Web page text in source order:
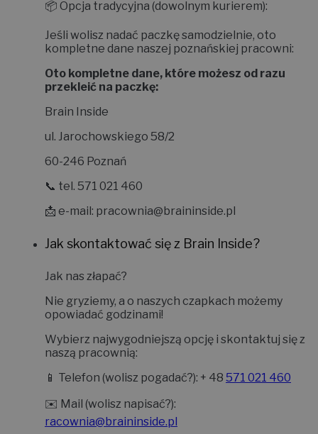
📦 Opcja tradycyjna (dowolnym kurierem):
Jeśli wolisz nadać paczkę samodzielnie, oto
kompletne dane naszej poznańskiej pracowni:
Oto kompletne dane, które możesz od razu
przekleić na paczkę:
Brain Inside
ul. Jarochowskiego 58/2
60-246 Poznań
📞 tel. 571 021 460
📩 e-mail: pracownia@braininside.pl
Jak skontaktować się z Brain Inside?
Jak nas złapać?
Nie gryziemy, a o naszych czapkach możemy
opowiadać godzinami!
Wybierz najwygodniejszą opcję i skontaktuj się z
naszą pracownią:
📱 Telefon (wolisz pogadać?): + 48 571 021 460
✉️ Mail (wolisz napisać?):
racownia@braininside.pl